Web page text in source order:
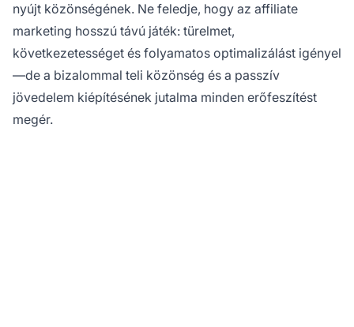
nyújt közönségének. Ne feledje, hogy az affiliate
marketing hosszú távú játék: türelmet,
következetességet és folyamatos optimalizálást igényel
—de a bizalommal teli közönség és a passzív
jövedelem kiépítésének jutalma minden erőfeszítést
megér.